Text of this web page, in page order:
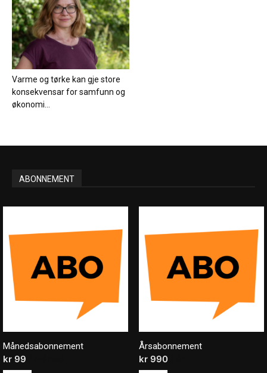
Varme og tørke kan gje store
konsekvensar for samfunn og
økonomi...
ABONNEMENT
Månedsabonnement
kr 99
Årsabonnement
kr990